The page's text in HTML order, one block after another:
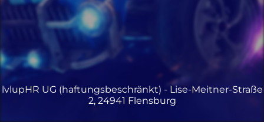
lvlupHR UG (haftungsbeschränkt) - Lise-Meitner-Straße
2, 24941 Flensburg